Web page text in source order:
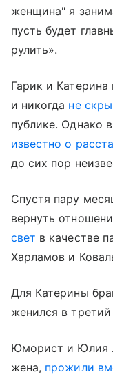
женщина" я
пусть будет
рулить».
Гарик и Катерина
и никогда не
публике. Однако
известно о
до сих пор
Спустя пару
вернуть
свет в качестве
Харламов и
Для Катерины
женился в третий
Юморист и Юлия
жена, прожили